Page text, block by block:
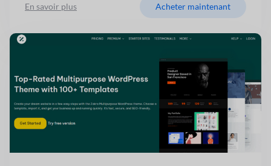
En savoir plus Acheter maintenant